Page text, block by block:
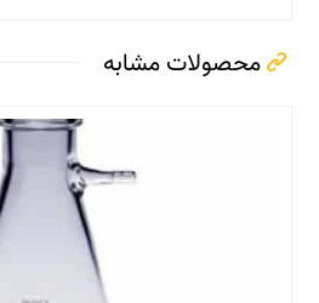
محصولات مشابه